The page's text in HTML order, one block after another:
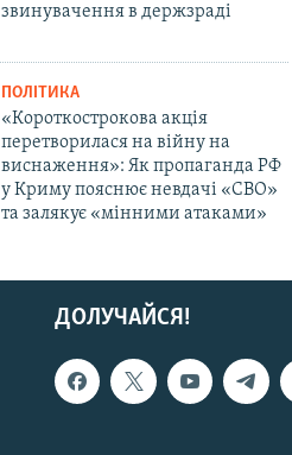
звинувачення в держзраді
ПОЛІТИКА
«Короткострокова акція
перетворилася на війну на
виснаження»: Як пропаганда РФ
у Криму пояснює невдачі «СВО»
та залякує «мінними атаками»
ДОЛУЧАЙСЯ!